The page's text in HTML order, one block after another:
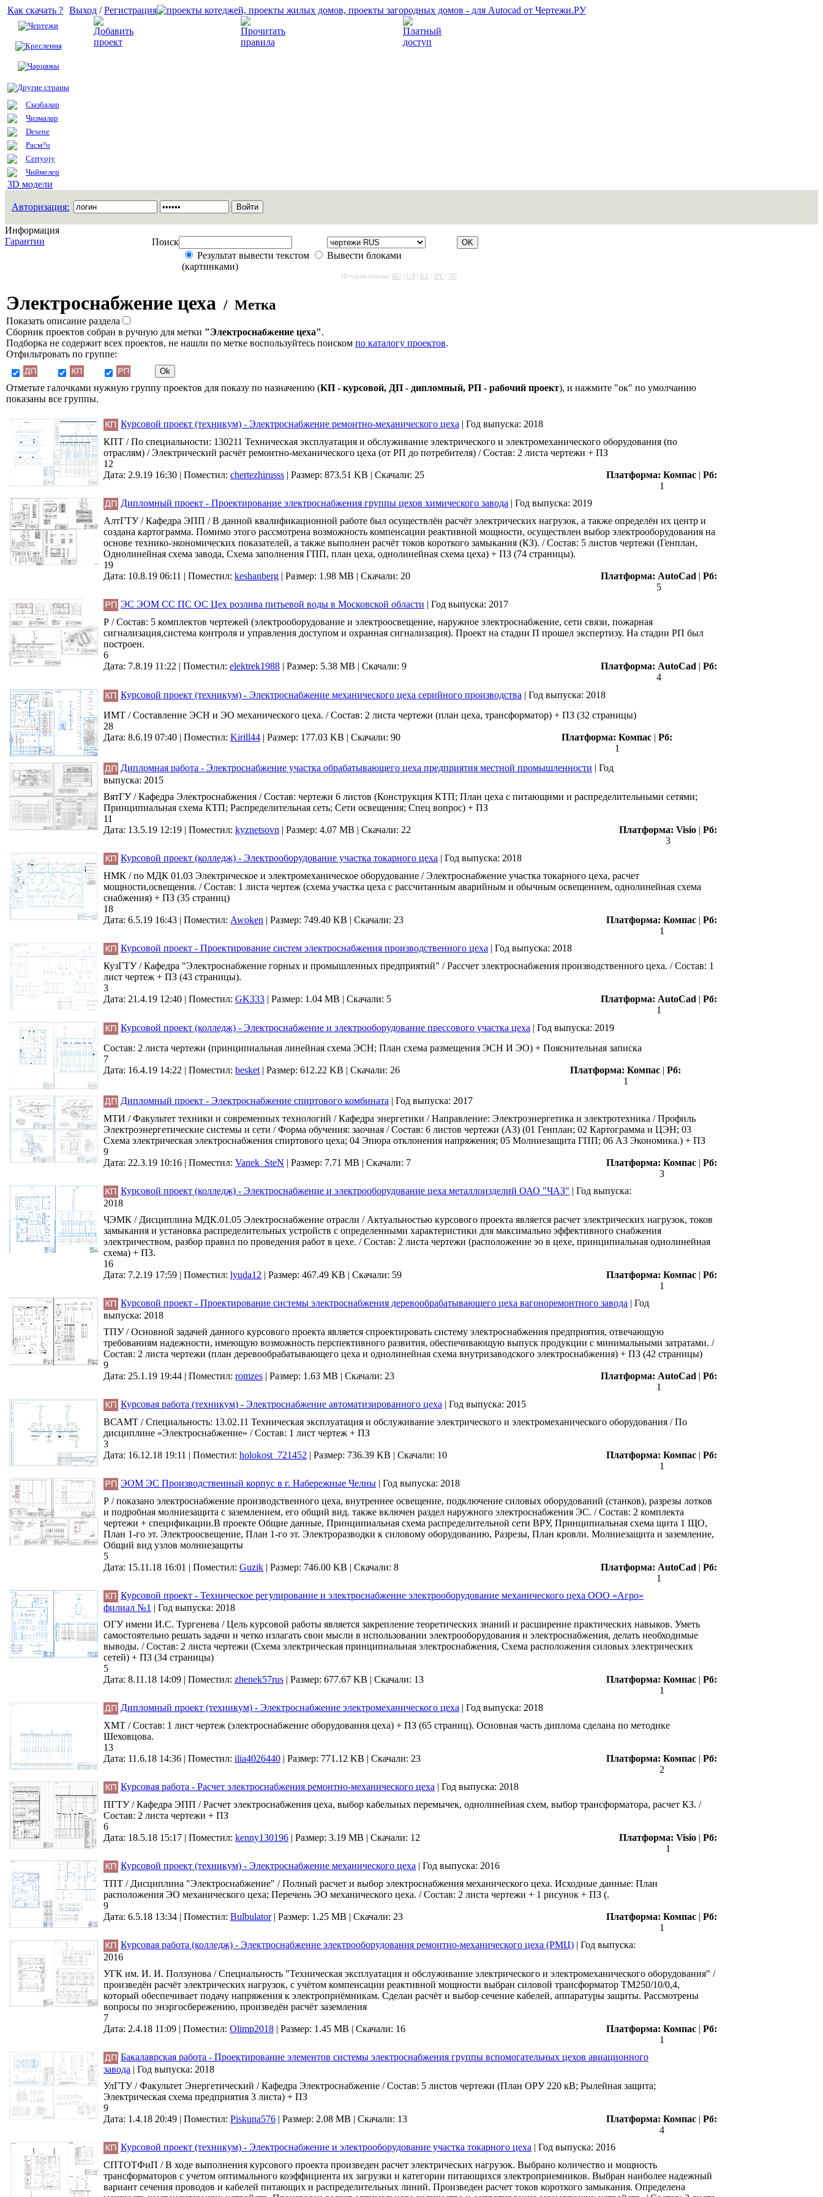
Как скачать ?
Чертежи
Креслення
Чарцяжы
Другие страны
Сызбалар
Чизмалар
Desene
Расм?о
Certyojy
Чиймелер
3D модели
Выход /Регистрация
Авторизация:
Информация
Гарантии
Поиск
Результат вывести текстом
Вывести блоками
(картинками)
История поиска: RU UA KZ BY 3D
Электроснабжение цеха / Метка
Показать описание раздела
Сборник проектов собран в ручную для метки "Электроснабжение цеха".
Подборка не содержит всех проектов, не нашли по метке воспользуйтесь поиском по каталогу проектов.
Отфильтровать по группе:
Отметьте галочками нужную группу проектов для показу по назначению (КП - курсовой, ДП - дипломный, РП - рабочий проект), и нажмите "ок" по умолчанию
показаны все группы.
Курсовой проект (техникум) - Электроснабжение ремонтно-механического цеха | Год выпуска: 2018
КПТ / По специальности: 130211 Техническая эксплуатация и обслуживание электрического и электромеханического оборудования (по
отраслям) / Электрический расчёт ремонтно-механического цеха (от РП до потребителя) / Состав: 2 листа чертежи + ПЗ
12
Дата: 2.9.19 16:30 | Поместил: chertezhirusss | Размер: 873.51 KB | Скачали: 25 Платформа: Компас | Рб:
1
Дипломный проект - Проектирование электроснабжения группы цехов химического завода | Год выпуска: 2019
АлтГТУ / Кафедра ЭПП / В данной квалификационной работе был осуществлён расчёт электрических нагрузок, а также определён их центр и
создана картограмма. Помимо этого рассмотрена возможность компенсации реактивной мощности, осуществлен выбор электрооборудования на
основе технико-экономических показателей, а также выполнен расчёт токов короткого замыкания (КЗ). / Состав: 5 листов чертежи (Генплан,
Однолинейная схема завода, Схема заполнения ГПП, план цеха, однолинейная схема цеха) + ПЗ (74 страницы).
19
Дата: 10.8.19 06:11 | Поместил: keshanberg | Размер: 1.98 MB | Скачали: 20 Платформа: AutoCad | Рб:
5
ЭС ЭОМ СС ПС ОС Цех розлива питьевой воды в Московской области | Год выпуска: 2017
Р / Состав: 5 комплектов чертежей (электрооборудование и электроосвещение, наружное электроснабжение, сети связи, пожарная
сигнализация,система контроля и управления доступом и охранная сигнализация). Проект на стадии П прошел экспертизу. На стадии РП был
построен.
6
Дата: 7.8.19 11:22 | Поместил: elektrek1988 | Размер: 5.38 MB | Скачали: 9 Платформа: AutoCad | Рб:
4
Курсовой проект (техникум) - Электроснабжение механического цеха серийного производства | Год выпуска: 2018
ИМТ / Составление ЭСН и ЭО механического цеха. / Состав: 2 листа чертежи (план цеха, трансформатор) + ПЗ (32 страницы)
28
Дата: 8.6.19 07:40 | Поместил: Kirill44 | Размер: 177.03 KB | Скачали: 90 Платформа: Компас | Рб:
1
Дипломная работа - Электроснабжение участка обрабатывающего цеха предприятия местной промышленности | Год
выпуска: 2015
ВятГУ / Кафедра Электроснабжения / Состав: чертежи 6 листов (Конструкция КТП; План цеха с питающими и распределительными сетями;
Принципиальная схема КТП; Распределительная сеть; Сети освещения; Спец вопрос) + ПЗ
11
Дата: 13.5.19 12:19 | Поместил: kyznetsovn | Размер: 4.07 MB | Скачали: 22 Платформа: Visio | Рб:
3
Курсовой проект (колледж) - Электрооборудование участка токарного цеха | Год выпуска: 2018
НМК / по МДК 01.03 Электрическое и электромеханическое оборудование / Электроснабжение участка токарного цеха, расчет
мощности,освещения. / Состав: 1 листа чертеж (схема участка цеха с рассчитанным аварийным и обычным освещением, однолинейная схема
снабжения) + ПЗ (35 страниц)
18
Дата: 6.5.19 16:43 | Поместил: Awoken | Размер: 749.40 KB | Скачали: 23 Платформа: Компас | Рб:
1
Курсовой проект - Проектирование систем электроснабжения производственного цеха | Год выпуска: 2018
КузГТУ / Кафедра "Электроснабжение горных и промышленных предприятий" / Рассчет электроснабжения производственного цеха. / Состав: 1
лист чертеж + ПЗ (43 страницы).
3
Дата: 21.4.19 12:40 | Поместил: GK333 | Размер: 1.04 MB | Скачали: 5 Платформа: AutoCad | Рб:
1
Курсовой проект (колледж) - Электроснабжение и электрооборудование прессового участка цеха | Год выпуска: 2019
Состав: 2 листа чертежи (принципиальная линейная схема ЭСН; План схема размещения ЭСН И ЭО) + Пояснительная записка
7
Дата: 16.4.19 14:22 | Поместил: besket | Размер: 612.22 KB | Скачали: 26 Платформа: Компас | Рб:
1
Дипломный проект - Электроснабжение спиртового комбината | Год выпуска: 2017
МТИ / Факультет техники и современных технологий / Кафедра энергетики / Направление: Электроэнергетика и электротехника / Профиль
Электроэнергетические системы и сети / Форма обучения: заочная / Состав: 6 листов чертежи (А3) (01 Генплан; 02 Картограмма и ЦЭН; 03
Схема электрическая электроснабжения спиртового цеха; 04 Эпюра отклонения напряжения; 05 Молниезащита ГПП; 06 A3 Экономика.) + ПЗ
9
Дата: 22.3.19 10:16 | Поместил: Vanek_SteN | Размер: 7.71 MB | Скачали: 7 Платформа: Компас | Рб:
3
Курсовой проект (колледж) - Электроснабжение и электрооборудование цеха металлоизделий ОАО "ЧАЗ" | Год выпуска:
2018
ЧЭМК / Дисциплина МДК.01.05 Электроснабжение отрасли / Актуальностью курсового проекта является расчет электрических нагрузок, токов
замыкания и установка распределительных устройств с определенными характеристики для максимально эффективного снабжения
электричеством, разбор правил по проведения работ в цехе. / Состав: 2 листа чертежи (расположение эо в цехе, принципиальная однолинейная
схема) + ПЗ.
16
Дата: 7.2.19 17:59 | Поместил: lyuda12 | Размер: 467.49 KB | Скачали: 59 Платформа: Компас | Рб:
1
Курсовой проект - Проектирование системы электроснабжения деревообрабатывающего цеха вагоноремонтного завода | Год
выпуска: 2018
ТПУ / Основной задачей данного курсового проекта является спроектировать систему электроснабжения предприятия, отвечающую
требованиям надежности, имеющую возможность перспективного развития, обеспечивающую выпуск продукции с минимальными затратами. /
Состав: 2 листа чертежи (план деревообрабатывающего цеха и однолинейная схема внутризаводского электроснабжения) + ПЗ (42 страницы)
9
Дата: 25.1.19 19:44 | Поместил: romzes | Размер: 1.63 MB | Скачали: 23 Платформа: AutoCad | Рб:
1
Курсовая работа (техникум) - Электроснабжение автоматизированного цеха | Год выпуска: 2015
ВСАМТ / Специальность: 13.02.11 Техническая эксплуатация и обслуживание электрического и электромеханического оборудования / По
дисциплине «Электроснабжение» / Состав: 1 лист чертеж + ПЗ
3
Дата: 16.12.18 19:11 | Поместил: holokost_721452 | Размер: 736.39 KB | Скачали: 10 Платформа: Компас | Рб:
1
ЭОМ ЭС Производственный корпус в г. Набережные Челны | Год выпуска: 2018
Р / показано электроснабжение производственного цеха, внутреннее освещение, подключение силовых оборудований (станков), разрезы лотков
и подробная молниезащита с заземлением, его общий вид. также включен раздел наружного электроснабжения ЭС. / Состав: 2 комплекта
чертежи + спецификации.В проекте Общие данные, Принципиальная схема распределительной сети ВРУ, Принципиальная схема щита 1 ЩО,
План 1-го эт. Электроосвещение, План 1-го эт. Электроразводки к силовому оборудованию, Разрезы, План кровли. Молниезащита и заземление,
Общий вид узлов молниезащиты
5
Дата: 15.11.18 16:01 | Поместил: Guzik | Размер: 746.00 KB | Скачали: 8 Платформа: AutoCad | Рб:
1
Курсовой проект - Техническое регулирование и электроснабжение электрооборудование механического цеха ООО «Агро»
филиал №1 | Год выпуска: 2018
ОГУ имени И.С. Тургенева / Цель курсовой работы является закрепление теоретических знаний и расширение практических навыков. Уметь
самостоятельно решать задачи и четко излагать свои мысли в использовании электрооборудования и электроснабжения, делать необходимые
выводы. / Состав: 2 листа чертежи (Схема электрическая принципиальная электроснабжения, Схема расположения силовых электрических
сетей) + ПЗ (34 страницы)
5
Дата: 8.11.18 14:09 | Поместил: zhenek57rus | Размер: 677.67 KB | Скачали: 13 Платформа: Компас | Рб:
1
Дипломный проект (техникум) - Электроснабжение электромеханического цеха | Год выпуска: 2018
ХМТ / Состав: 1 лист чертеж (электроснабжение оборудования цеха) + ПЗ (65 страниц). Основная часть диплома сделана по методике
Шеховцова.
13
Дата: 11.6.18 14:36 | Поместил: ilia4026440 | Размер: 771.12 KB | Скачали: 23 Платформа: Компас | Рб:
2
Курсовая работа - Расчет электроснабжения ремонтно-механического цеха | Год выпуска: 2018
ПГТУ / Кафедра ЭПП / Расчет электроснабжения цеха, выбор кабельных перемычек, однолинейная схем, выбор трансформатора, расчет КЗ. /
Состав: 2 листа чертежи + ПЗ
6
Дата: 18.5.18 15:17 | Поместил: kenny130196 | Размер: 3.19 MB | Скачали: 12 Платформа: Visio | Рб:
1
Курсовой проект (техникум) - Электроснабжение механического цеха | Год выпуска: 2016
ТПТ / Дисциплина "Электроснабжение" / Полный расчет и выбор электроснабжения механического цеха. Исходные данные: План
расположения ЭО механического цеха; Перечень ЭО механического цеха. / Состав: 2 листа чертежи + 1 рисунок + ПЗ (.
9
Дата: 6.5.18 13:34 | Поместил: Bulbulator| Размер: 1.25 MB | Скачали: 23 Платформа: Компас | Рб:
1
Курсовая работа (колледж) - Электроснабжение электрооборудования ремонтно-механического цеха (РМЦ) | Год выпуска:
2016
УГК им. И. И. Ползунова / Специальность "Техническая эксплуатация и обслуживание электрического и электромеханического оборудования" /
произведён расчёт электрических нагрузок, с учётом компенсации реактивной мощности выбран силовой трансформатор ТМ250/10/0,4,
который обеспечивает подачу напряжения к электроприёмникам. Сделан расчёт и выбор сечение кабелей, аппаратуры защиты. Рассмотрены
вопросы по энэргосбережению, произведён расчёт заземления
7
Дата: 2.4.18 11:09 | Поместил: Olimp2018 | Размер: 1.45 MB | Скачали: 16 Платформа: Компас | Рб:
1
Бакалаврская работа - Проектирование элементов системы электроснабжения группы вспомогательных цехов авиационного
завода | Год выпуска: 2018
УлГТУ / Факультет Энергетический / Кафедра Электроснабжение / Состав: 5 листов чертежи (План ОРУ 220 кВ; Рылейная защита;
Электрическая схема предприятия 3 листа) + ПЗ
9
Дата: 1.4.18 20:49 | Поместил: Piskuna576 | Размер: 2.08 MB | Скачали: 13 Платформа: Компас | Рб:
4
Курсовой проект (техникум) - Электроснабжение и электрооборудование участка токарного цеха | Год выпуска: 2016
СПТОТФиП / В ходе выполнения курсового проекта произведен расчет электрических нагрузок. Выбрано количество и мощность
трансформаторов с учетом оптимального коэффициента их загрузки и категории питающихся электроприемников. Выбран наиболее надежный
вариант сечения проводов и кабелей питающих и распределительных линий. Произведен расчет токов короткого замыкания. Определена